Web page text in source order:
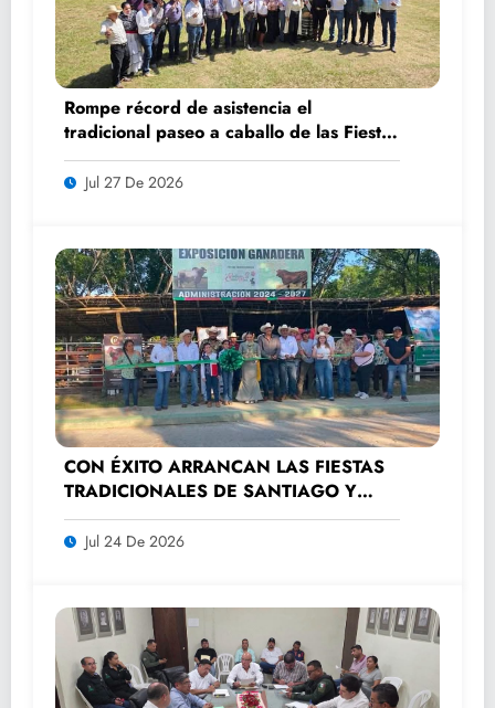
Rompe récord de asistencia el
tradicional paseo a caballo de las Fiestas
de Santiago y Santa Ana
Jul 27 De 2026
CON ÉXITO ARRANCAN LAS FIESTAS
TRADICIONALES DE SANTIAGO Y
SANTA ANA 2026
Jul 24 De 2026